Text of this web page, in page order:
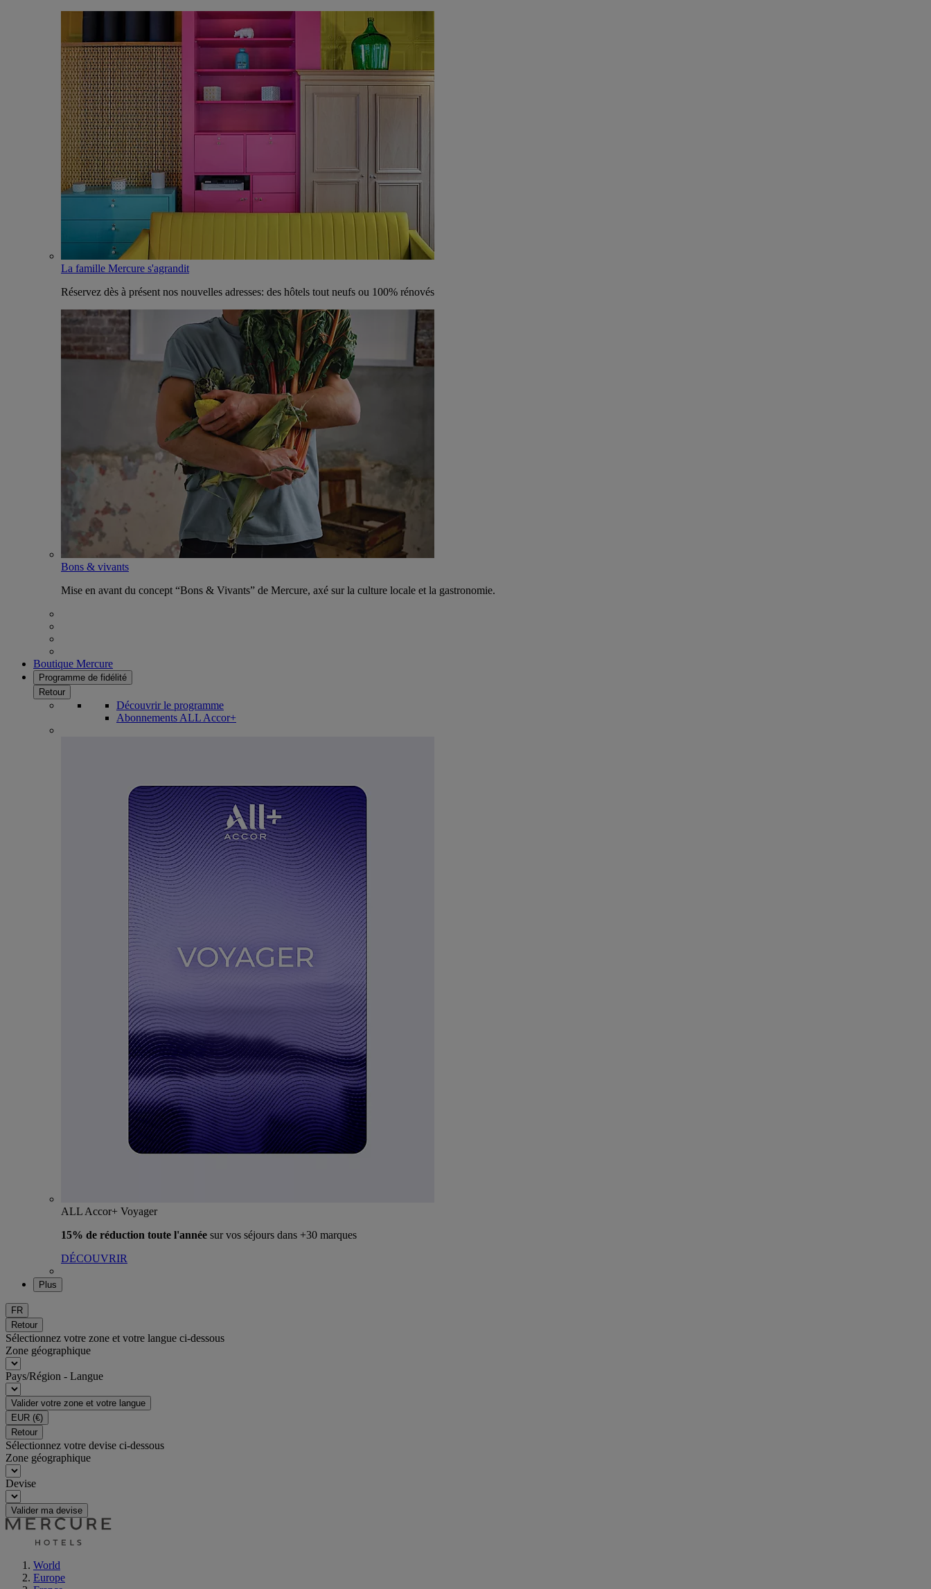
La famille Mercure s'agrandit
Réservez dès à présent nos nouvelles adresses: des hôtels tout neufs ou 100% rénovés
Bons & vivants
Mise en avant du concept “Bons & Vivants” de Mercure, axé sur la culture locale et la gastronomie.
Boutique Mercure
Programme de fidélité
Retour
Découvrir le programme
Abonnements ALL Accor+
ALL Accor+ Voyager
15% de réduction toute l'année sur vos séjours dans +30 marques
DÉCOUVRIR
Plus
FR
Retour
Sélectionnez votre zone et votre langue ci-dessous
Zone géographique
Pays/Région - Langue
Valider votre zone et votre langue
EUR (€)
Retour
Sélectionnez votre devise ci-dessous
Zone géographique
Devise
Valider ma devise
World
Europe